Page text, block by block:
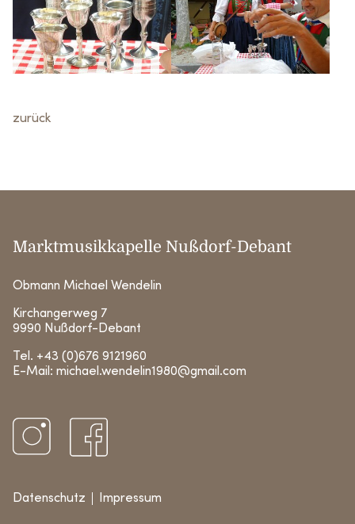
zurück
Marktmusikkapelle Nußdorf-Debant
Obmann Michael Wendelin
Kirchangerweg 7
9990 Nußdorf-Debant
Tel. +43 (0)676 9121960
E-Mail: michael.wendelin1980@gmail.com
Datenschutz Impressum